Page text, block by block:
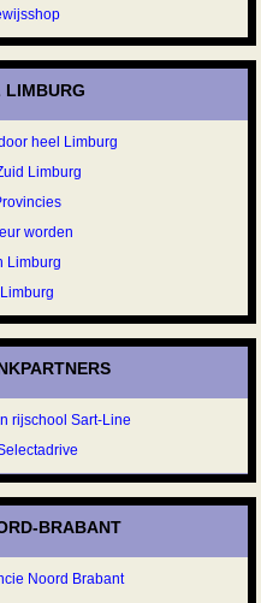
LIMBURG
heel Limburg
Limburg
worden
Limburg
rijschool Sart-Line
BRABANT
Noord Brabant